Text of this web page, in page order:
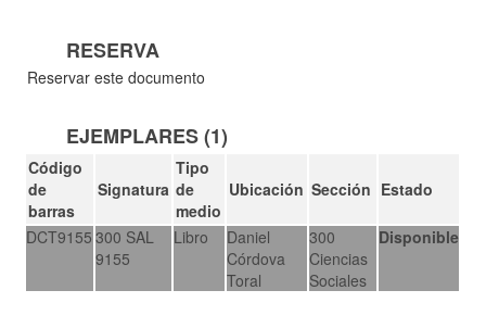
RESERVA
Reservar este documento
EJEMPLARES (1)
Código
de
barras
Signatura
Tipo
de
medio
Ubicación Sección Estado
DCT9155 300 SAL
9155
Libro
Daniel
Córdova
Toral
300
Ciencias
Sociales
Disponible